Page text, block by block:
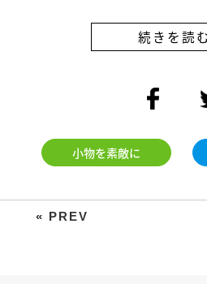
続きを読
小物を素敵に
子どもの絵